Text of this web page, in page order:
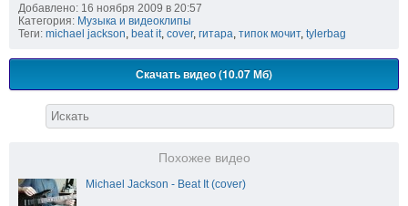
Добавлено: 16 ноября 2009 в 20:57
Категория: Музыка и видеоклипы
Теги: michael jackson, beat it, cover, гитара, типок мочит, tylerbag
Скачать видео (10.07 Мб)
Похожее видео
Michael Jackson - Beat It (cover)